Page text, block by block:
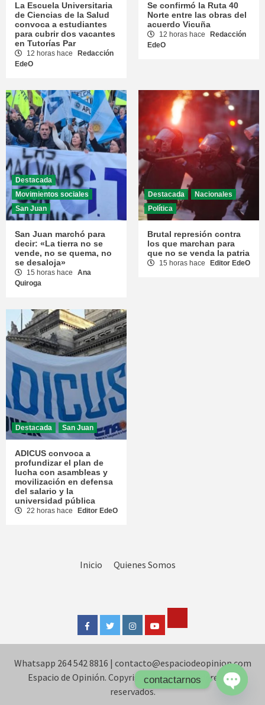
La Escuela Universitaria
de Ciencias de la Salud
convoca a estudiantes
para cubrir dos vacantes
en Tutorías Par
12 horas hace
Redacción
EdeO
Se confirmó la Ruta 40
Norte entre las obras del
acuerdo Vicuña
12 horas hace
Redacción
EdeO
Destacada
Movimientos sociales
San Juan
San Juan marchó para
decir: «La tierra no se
vende, no se quema, no
se desaloja»
15 horas hace
Ana
Quiroga
Destacada
Nacionales
Política
Brutal represión contra
los que marchan para
que no se venda la patria
15 horas hace Editor EdeO
Destacada San Juan
ADICUS convoca a
profundizar el plan de
lucha con asambleas y
movilización en defensa
del salario y la
universidad pública
22 horas hace Editor EdeO
Inicio Quienes Somos
FacebookTwitterInstagramYoutube
Whatsapp 264 542 8816 | contacto@espaciodeopinion.com
Espacio de Opinión. Copyright © Todos los derechos
reservados.
contactarnos
O
p
e
n
c
h
a
t